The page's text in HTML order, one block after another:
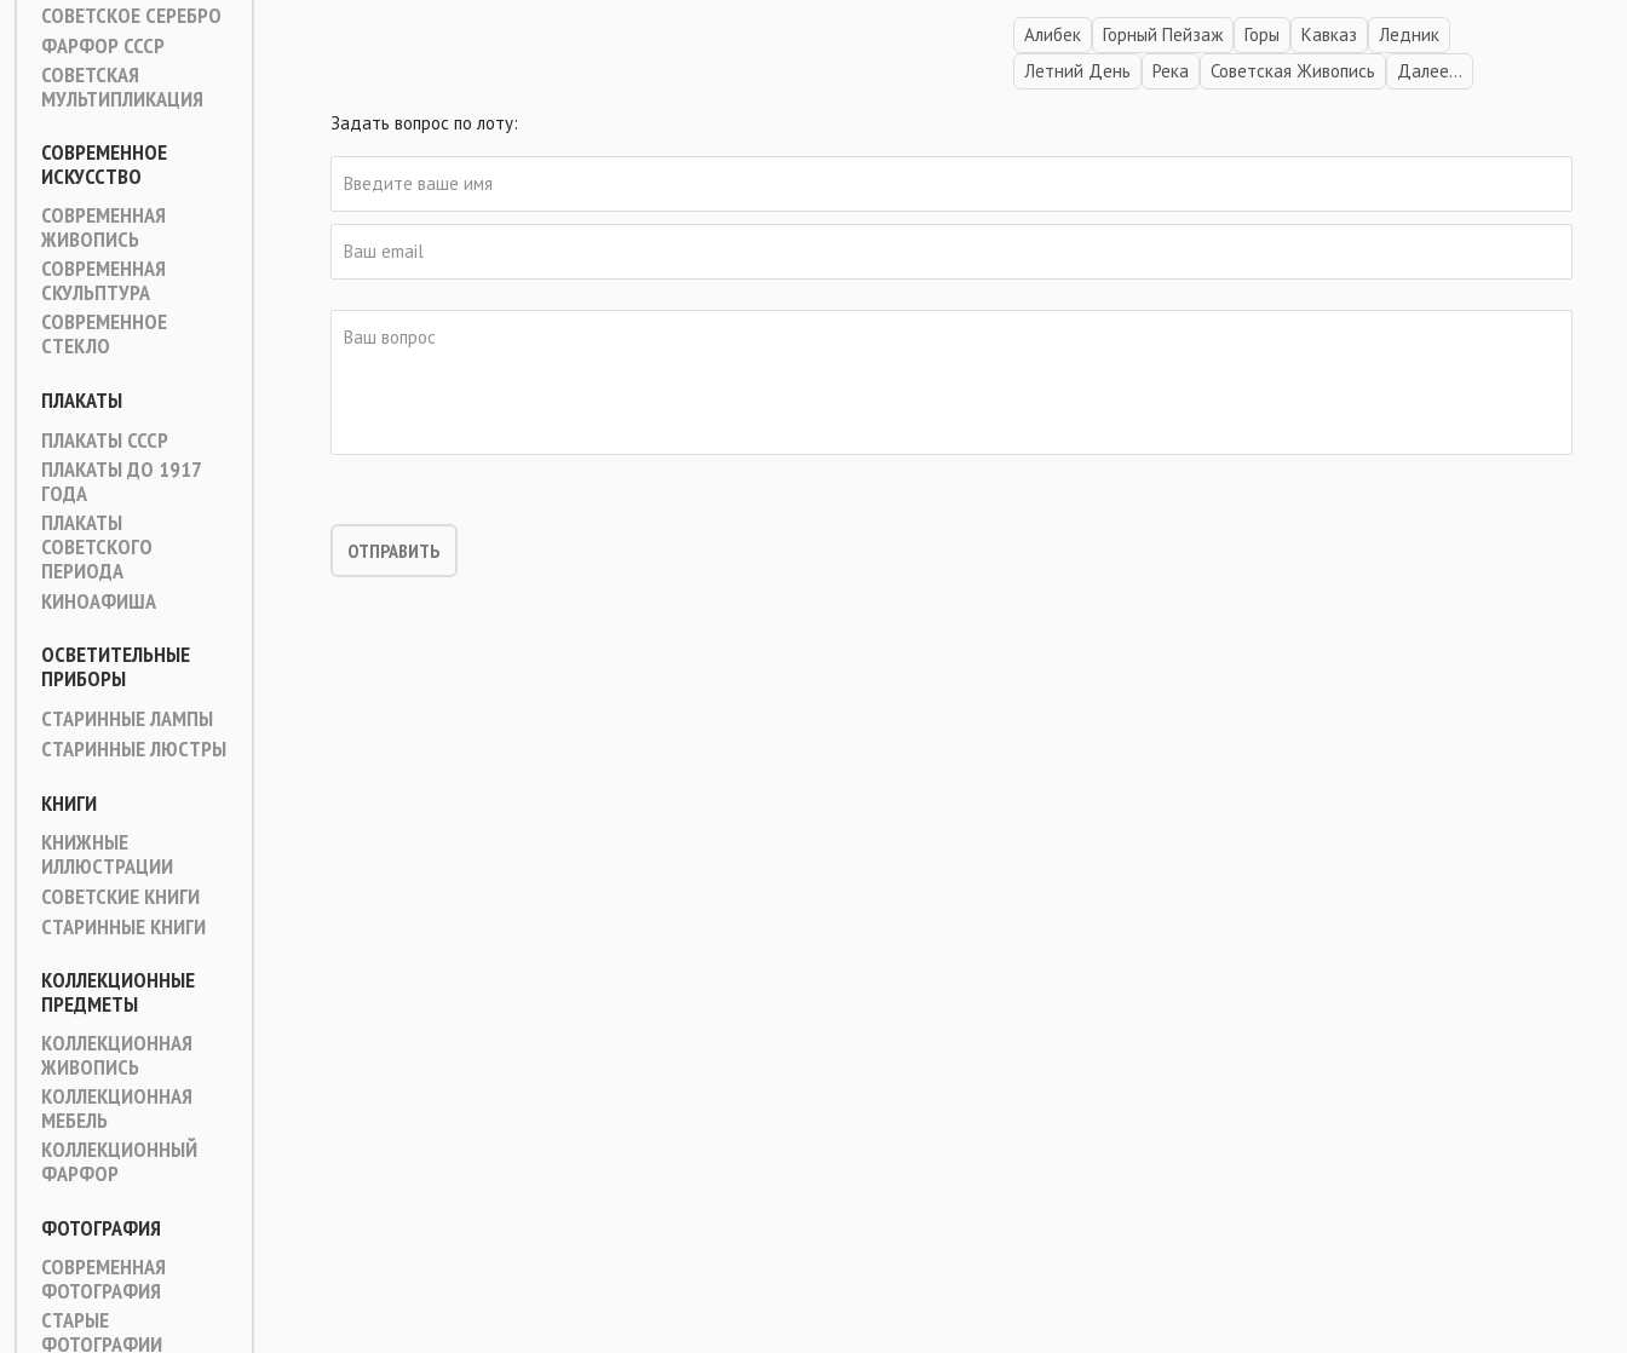
СОВЕТСКОЕ СЕРЕБРО
ФАРФОР СССР
СОВЕТСКАЯ
МУЛЬТИПЛИКАЦИЯ
СОВРЕМЕННОЕ
ИСКУССТВО
СОВРЕМЕННАЯ
ЖИВОПИСЬ
СОВРЕМЕННАЯ
СКУЛЬПТУРА
СОВРЕМЕННОЕ
СТЕКЛО
ПЛАКАТЫ
ПЛАКАТЫ СССР
ПЛАКАТЫ ДО 1917
ГОДА
ПЛАКАТЫ
СОВЕТСКОГО
ПЕРИОДА
КИНОАФИША
ОСВЕТИТЕЛЬНЫЕ
ПРИБОРЫ
СТАРИННЫЕ ЛАМПЫ
СТАРИННЫЕ ЛЮСТРЫ
КНИГИ
КНИЖНЫЕ
ИЛЛЮСТРАЦИИ
СОВЕТСКИЕ КНИГИ
СТАРИННЫЕ КНИГИ
КОЛЛЕКЦИОННЫЕ
ПРЕДМЕТЫ
КОЛЛЕКЦИОННАЯ
ЖИВОПИСЬ
КОЛЛЕКЦИОННАЯ
МЕБЕЛЬ
КОЛЛЕКЦИОННЫЙ
ФАРФОР
ФОТОГРАФИЯ
СОВРЕМЕННАЯ
ФОТОГРАФИЯ
СТАРЫЕ
ФОТОГРАФИИ
Алибек Горный Пейзаж Горы Кавказ
Ледник
Летний День
Река Советская Живопись Далее...
Задать вопрос по лоту: